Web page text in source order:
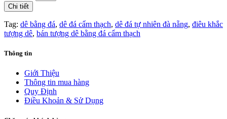
Chi tiết
Tag: dê bằng đá, dê đá cẩm thạch, dê đá tự nhiên đà nẵng, điêu khắc
tượng dê, bán tượng dê bằng đá cẩm thạch
Thông tin
Giới Thiệu
Thông tin mua hàng
Quy Định
Điều Khoản & Sử Dụng